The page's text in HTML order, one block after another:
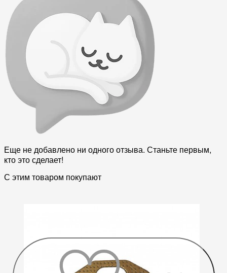
Еще не добавлено ни одного отзыва. Станьте первым,
кто это сделает!
С этим товаром покупают